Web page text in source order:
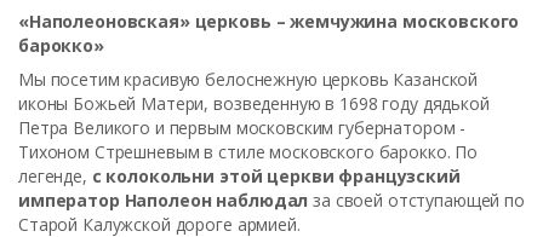
«Наполеоновская» церковь – жемчужина московского
барокко»
Мы посетим красивую белоснежную церковь Казанской
иконы Божьей Матери, возведенную в 1698 году дядькой
Петра Великого и первым московским губернатором -
Тихоном Стрешневым в стиле московского барокко. По
легенде, с колокольни этой церкви французский
император Наполеон наблюдал за своей отступающей по
Старой Калужской дороге армией.